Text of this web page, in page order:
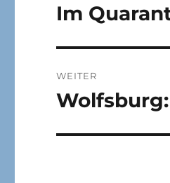
Vorheriger
Im
WEITER
Nächster